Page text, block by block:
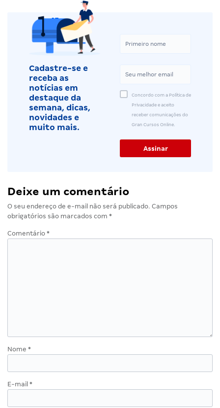
Cadastre-se e
receba as
notícias em
destaque da
semana, dicas,
novidades e
muito mais.
Concordo com a Política de
Privacidade e aceito
receber comunicações do
Gran Cursos Online.
Deixe um comentário
O seu endereço de e-mail não será publicado. Campos
obrigatórios são marcados com *
Comentário *
Nome *
E-mail *